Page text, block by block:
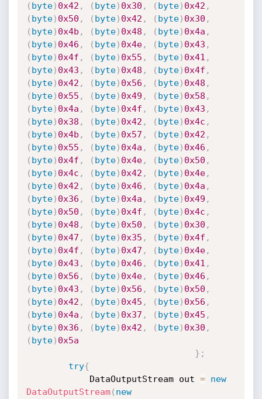
( byte) 0x42 , ( byte) 0x30 , ( byte) 0x42 ,
( byte) 0x50 , ( byte) 0x42 , ( byte) 0x30 ,
( byte) 0x4b , ( byte) 0x48 , ( byte) 0x4a ,
( byte) 0x46 , ( byte) 0x4e, ( byte) 0x43 ,
( byte) 0x4f , ( byte) 0x55 , ( byte) 0x41 ,
( byte) 0x43 , ( byte) 0x48 , ( byte) 0x4f ,
( byte) 0x42 , ( byte) 0x56 , ( byte) 0x48 ,
( byte) 0x55 , ( byte) 0x49 , ( byte) 0x58 ,
( byte) 0x4a , ( byte) 0x4f , ( byte) 0x43 ,
( byte) 0x38 , ( byte) 0x42 , ( byte) 0x4c ,
( byte) 0x4b , ( byte) 0x57 , ( byte) 0x42 ,
( byte) 0x55 , ( byte) 0x4a , ( byte) 0x46 ,
( byte) 0x4f , ( byte) 0x4e, ( byte) 0x50 ,
( byte) 0x4c , ( byte) 0x42 , ( byte) 0x4e,
( byte) 0x42 , ( byte) 0x46 , ( byte) 0x4a ,
( byte) 0x36 , ( byte) 0x4a , ( byte) 0x49 ,
( byte) 0x50 , ( byte) 0x4f , ( byte) 0x4c ,
( byte) 0x48 , ( byte) 0x50 , ( byte) 0x30 ,
( byte) 0x47 , ( byte) 0x35 , ( byte) 0x4f ,
( byte) 0x4f , ( byte) 0x47 , ( byte) 0x4e,
( byte) 0x43 , ( byte) 0x46 , ( byte) 0x41 ,
( byte) 0x56 , ( byte) 0x4e, ( byte) 0x46 ,
( byte) 0x43 , ( byte) 0x56 , ( byte) 0x50 ,
( byte) 0x42 , ( byte) 0x45 , ( byte) 0x56 ,
( byte) 0x4a , ( byte) 0x37 , ( byte) 0x45 ,
( byte) 0x36 , ( byte) 0x42 , ( byte) 0x30 ,
( byte) 0x5a
} ;
try{
            DataOutputStream out
=
new
DataOutputStream( new